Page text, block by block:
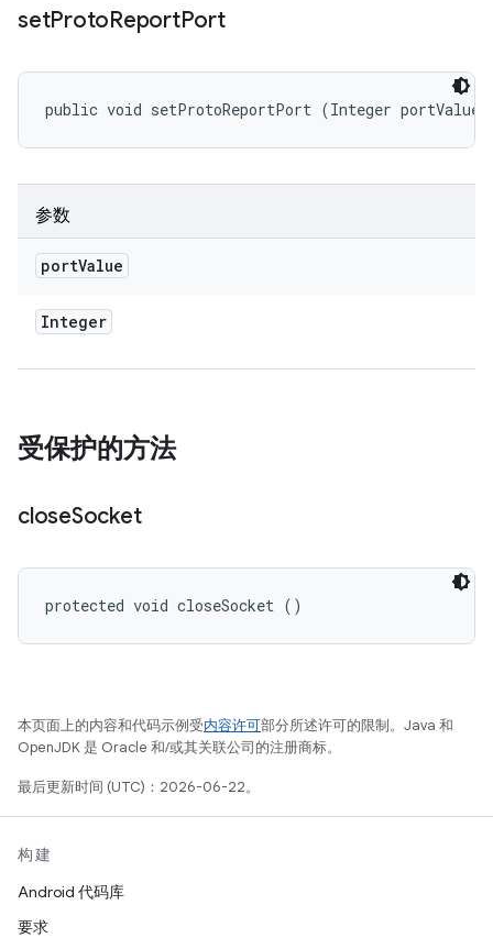
setProtoReportPort
public void setProtoReportPort (Integer portValue)
参数
portValue
Integer
受保护的方法
closeSocket
protected void closeSocket ()
本页面上的内容和代码示例受内容许可部分所述许可的限制。Java 和
OpenJDK 是 Oracle 和/或其关联公司的注册商标。
最后更新时间 (UTC)：2026-06-22。
构建
Android 代码库
要求